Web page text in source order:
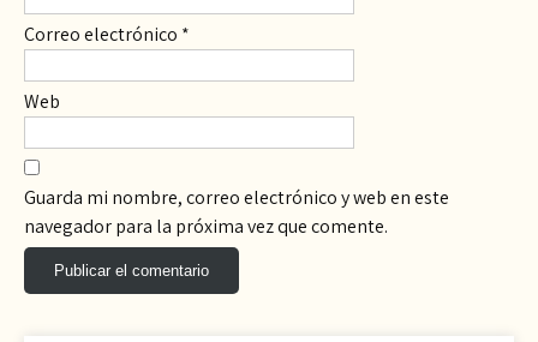
Correo electrónico *
Web
Guarda mi nombre, correo electrónico y web en este
navegador para la próxima vez que comente.